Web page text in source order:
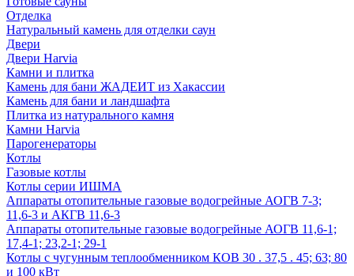
Отделка
Натуральный камень для отделки саун
Двери
Двери Harvia
Камни и плитка
Камень для бани ЖАДЕИТ из Хакассии
Камень для бани и ландшафта
Плитка из натурального камня
Камни Harvia
Парогенераторы
Котлы
Газовые котлы
Котлы серии ИШМА
Аппараты отопительные газовые водогрейные АОГВ 7-3;
11,6-3 и АКГВ 11,6-3
Аппараты отопительные газовые водогрейные АОГВ 11,6-1;
17,4-1; 23,2-1; 29-1
Котлы с чугунным теплообменником КОВ 30 . 37,5 . 45; 63; 80
и 100 кВт